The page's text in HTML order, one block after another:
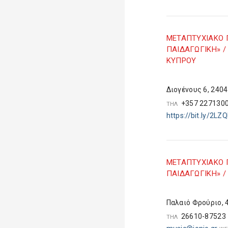
ΠΑΙΔΑΓΩΓΙΚΗ»
ΚΥΠΡΟΥ
Διογένους 6,
ΤΗΛ
+357
https://bit.ly/
ΠΑΙΔΑΓΩΓΙΚΗ»
Παλαιό Φρούριο,
ΤΗΛ 26610-